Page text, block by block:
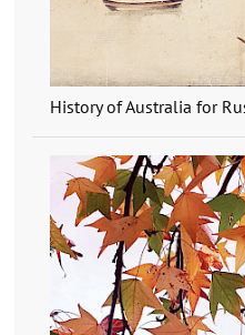
History of Australia for